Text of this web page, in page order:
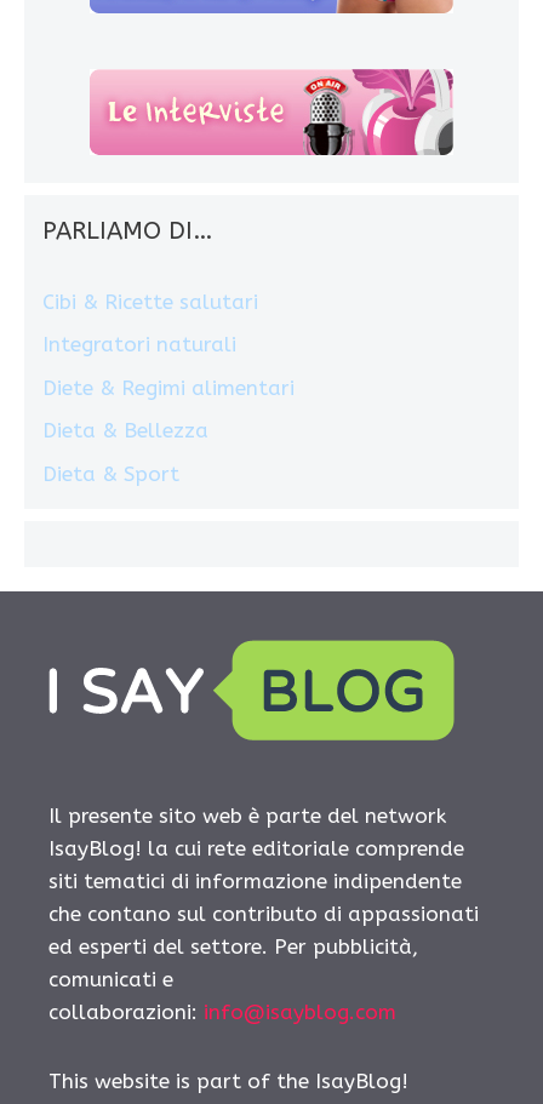
PARLIAMO DI…
Cibi & Ricette salutari
Integratori naturali
Diete & Regimi alimentari
Dieta & Bellezza
Dieta & Sport
Il presente sito web è parte del network
IsayBlog! la cui rete editoriale comprende
siti tematici di informazione indipendente
che contano sul contributo di appassionati
ed esperti del settore. Per pubblicità,
comunicati e
collaborazioni: info@isayblog.com
This website is part of the IsayBlog!